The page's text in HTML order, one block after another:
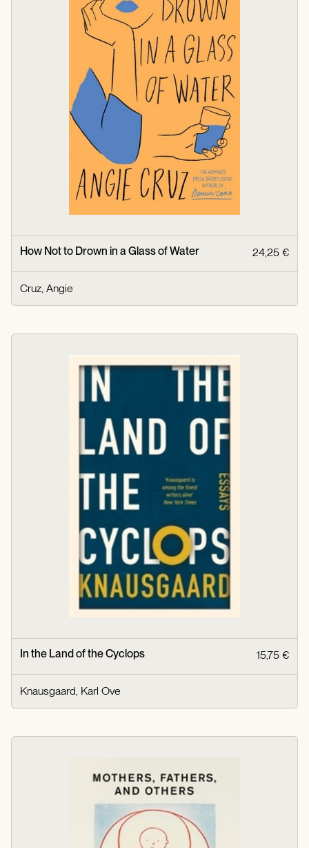
How Not to Drown in a Glass of Water 24,25 €
Cruz, Angie
In the Land of the Cyclops 15,75 €
Knausgaard, Karl Ove